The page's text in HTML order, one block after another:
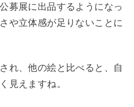
募展に出品するようになっ
や立体感が足りないことに
れ、他の絵と比べると、自
見えますね。